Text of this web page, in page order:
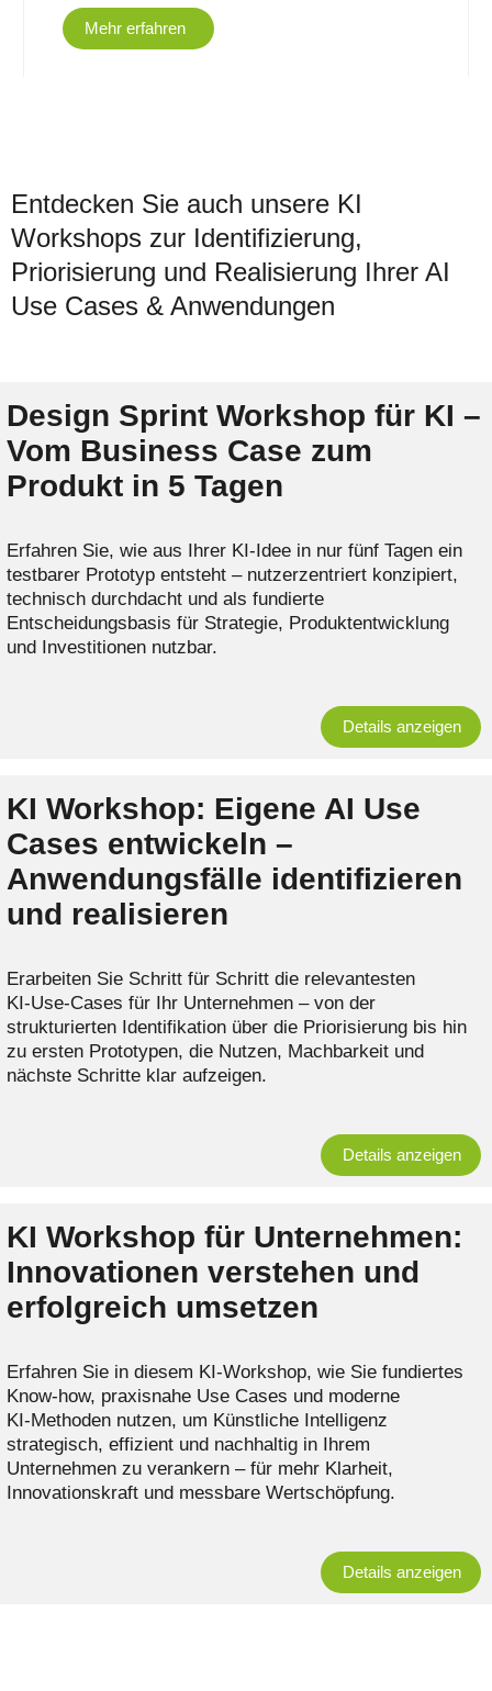
Mehr erfahren
Entdecken Sie auch unsere KI
Workshops zur Identifizierung,
Priorisierung und Realisierung Ihrer AI
Use Cases & Anwendungen
Design Sprint Workshop für KI –
Vom Business Case zum
Produkt in 5 Tagen
Erfahren Sie, wie aus Ihrer KI-Idee in nur fünf Tagen ein
testbarer Prototyp entsteht – nutzerzentriert konzipiert,
technisch durchdacht und als fundierte
Entscheidungsbasis für Strategie, Produktentwicklung
und Investitionen nutzbar.
Details anzeigen
KI Workshop: Eigene AI Use
Cases entwickeln –
Anwendungsfälle identifizieren
und realisieren
Erarbeiten Sie Schritt für Schritt die relevantesten
KI‑Use‑Cases für Ihr Unternehmen – von der
strukturierten Identifikation über die Priorisierung bis hin
zu ersten Prototypen, die Nutzen, Machbarkeit und
nächste Schritte klar aufzeigen.
Details anzeigen
KI Workshop für Unternehmen:
Innovationen verstehen und
erfolgreich umsetzen
Erfahren Sie in diesem KI‑Workshop, wie Sie fundiertes
Know-how, praxisnahe Use Cases und moderne
KI‑Methoden nutzen, um Künstliche Intelligenz
strategisch, effizient und nachhaltig in Ihrem
Unternehmen zu verankern – für mehr Klarheit,
Innovationskraft und messbare Wertschöpfung.
Details anzeigen